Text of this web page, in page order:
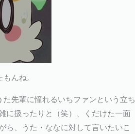
んね。
先輩に憧れるいちファンという立ち
に扱ったりと（笑）、くだけた一面
ら、うた・ななに対して言いたいこ